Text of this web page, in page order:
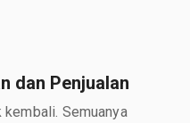
dan Penjualan
Semuanya